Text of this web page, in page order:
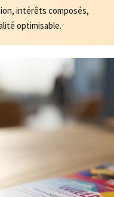
intérêts composés,
optimisable.